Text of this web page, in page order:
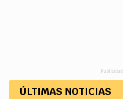
Publicidad
ÚLTIMAS NOTICIAS